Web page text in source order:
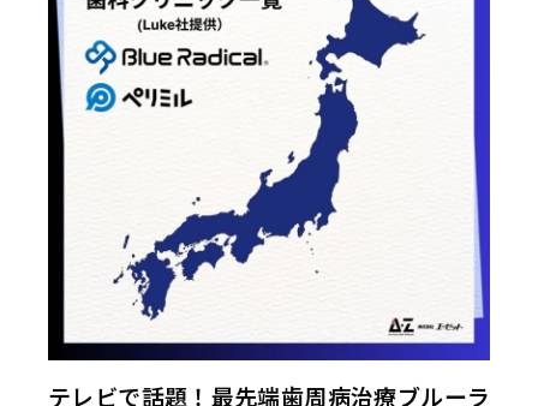
テレビで話題！最先端歯周病治療ブルーラ